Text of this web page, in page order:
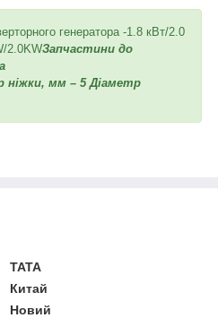
генератора -1.8 кВт/2.0
2.0KWЗапчастини до
ніжки, мм – 5 Діаметр
TATA
Китай
Новий